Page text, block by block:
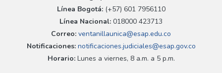
Línea Bogotá:(+57) 601 7956110
Línea Nacional: 018000 423713
Correo: ventanillaunica@esap.edu.co
Notificaciones:notificaciones.judiciales@esap.gov.co
Horario:Lunes a viernes, 8 a.m. a 5 p.m.